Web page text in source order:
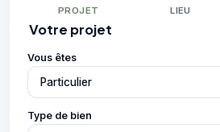
PROJET LIEU
Votre projet
Vous êtes
Type de bien